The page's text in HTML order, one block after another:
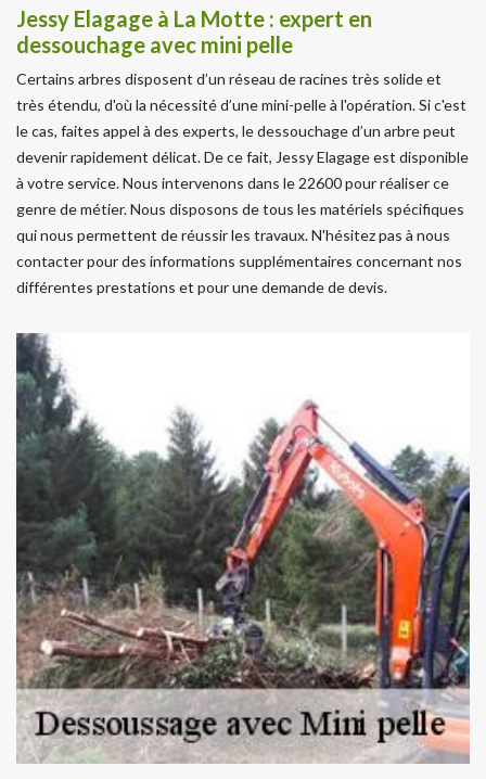
Jessy Elagage à La Motte : expert en
dessouchage avec mini pelle
Certains arbres disposent d’un réseau de racines très solide et
très étendu, d'où la nécessité d’une mini-pelle à l'opération. Si c'est
le cas, faites appel à des experts, le dessouchage d’un arbre peut
devenir rapidement délicat. De ce fait, Jessy Elagage est disponible
à votre service. Nous intervenons dans le 22600 pour réaliser ce
genre de métier. Nous disposons de tous les matériels spécifiques
qui nous permettent de réussir les travaux. N'hésitez pas à nous
contacter pour des informations supplémentaires concernant nos
différentes prestations et pour une demande de devis.